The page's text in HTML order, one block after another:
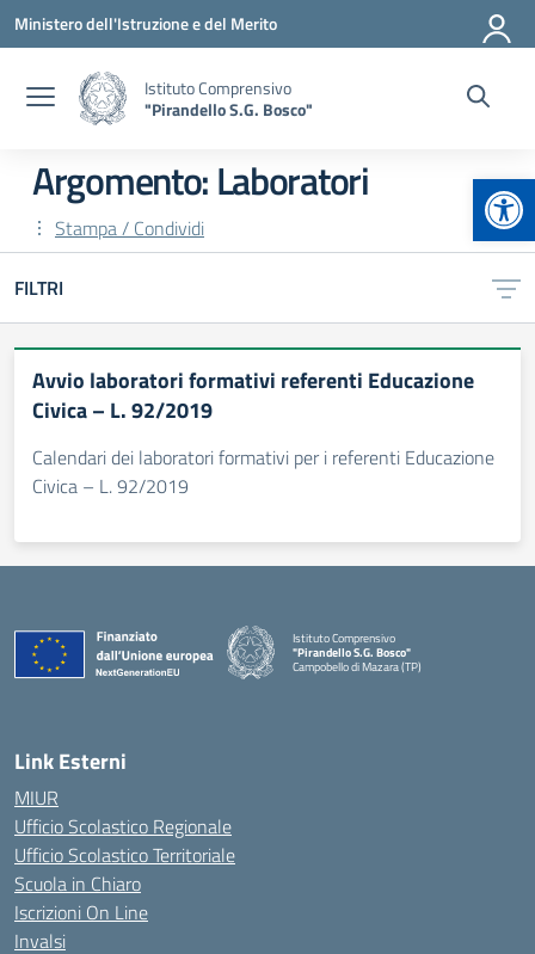
Vai ai contenuti
Vai al menu di navigazione
Vai al footer
Ministero dell'Istruzione e del Merito
Istituto Comprensivo
"Pirandello S.G. Bosco"
Argomento: Laboratori
Stampa / Condividi
FILTRI
Avvio laboratori formativi referenti Educazione
Civica – L. 92/2019
Calendari dei laboratori formativi per i referenti Educazione
Civica – L. 92/2019
Istituto Comprensivo
"Pirandello S.G. Bosco"
Campobello di Mazara (TP)
— Visita la pagina iniziale della scuola
Link Esterni
MIUR
Ufficio Scolastico Regionale
Ufficio Scolastico Territoriale
Scuola in Chiaro
Iscrizioni On Line
Invalsi